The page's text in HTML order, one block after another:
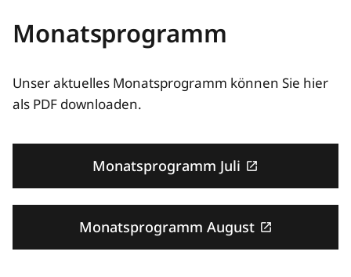
Monatsprogramm
Unser aktuelles Monatsprogramm können Sie hier
als PDF downloaden.
Monatsprogramm Juli
Monatsprogramm August